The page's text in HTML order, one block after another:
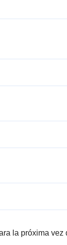
la próxima vez